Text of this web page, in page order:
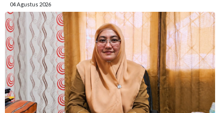
04 Agustus 2026